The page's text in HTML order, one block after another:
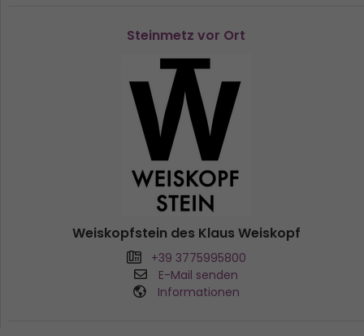
Steinmetz vor Ort
Weiskopfstein des Klaus Weiskopf
+39 3775995800
E-Mail senden
Informationen